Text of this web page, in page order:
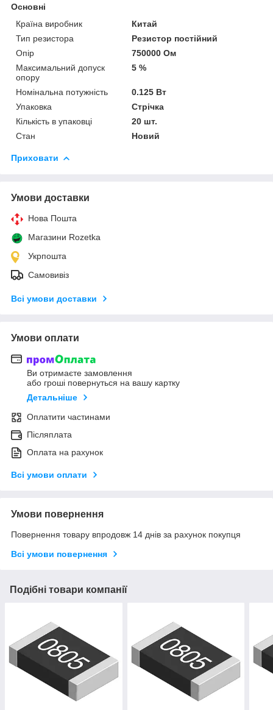
Основні
Країна виробник
Китай
Тип резистора
Резистор постійний
Опір
750000 Ом
Максимальний допуск
опору
5 %
Номінальна потужність
0.125 Вт
Упаковка
Стрічка
Кількість в упаковці
20 шт.
Стан
Новий
Приховати
Умови доставки
Нова Пошта
Магазини Rozetka
Укрпошта
Самовивіз
Всі умови доставки
Умови оплати
Ви отримаєте замовлення
або гроші повернуться на вашу картку
Детальніше
Оплатити частинами
Післяплата
Оплата на рахунок
Всі умови оплати
Умови повернення
Повернення товару впродовж 14 днів за рахунок покупця
Всі умови повернення
Подібні товари компанії